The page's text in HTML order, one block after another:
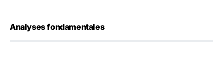
Analyses fondamentales